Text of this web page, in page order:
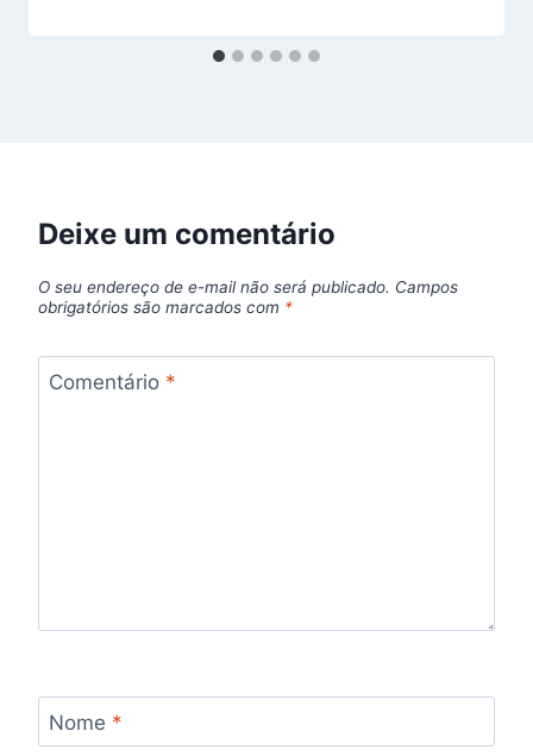
Deixe um comentário
O seu endereço de e-mail não será publicado. Campos
obrigatórios são marcados com *
Comentário *
Nome *